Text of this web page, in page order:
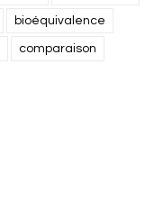
bioéquivalence
comparaison